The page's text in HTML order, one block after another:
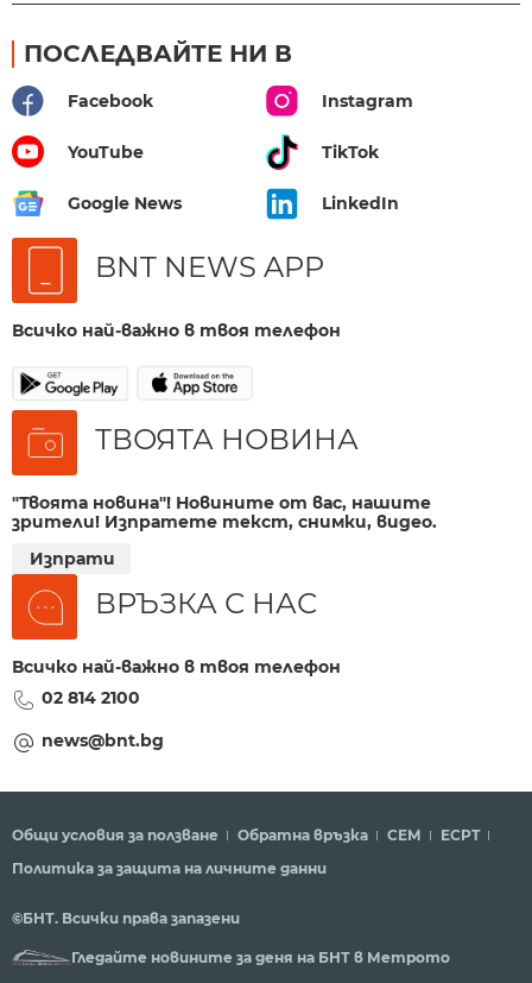
ПОСЛЕДВАЙТЕ НИ В
Facebook Instagram
YouTube TikTok
Google News LinkedIn
BNT NEWS APP
Всичко най-важно в твоя телефон
ТВОЯТА НОВИНА
"Твоята новина"! Новините от вас, нашите
зрители! Изпратете текст, снимки, видео.
Изпрати
ВРЪЗКА С НАС
Всичко най-важно в твоя телефон
02 814 2100
news@bnt.bg
Общи условия за ползване Обратна връзка СЕМ
ECPT
Политика за защита на личните данни
©БНТ. Всички права запазени
Гледайте новините за деня на БНТ в Метрото